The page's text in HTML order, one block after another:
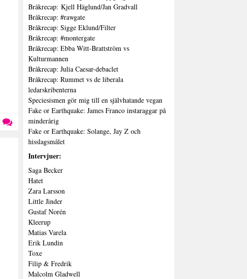
Bråkrecap: Kjell Häglund/Jan Gradvall
Bråkrecap: #rawgate
Bråkrecap: Sigge Eklund/Filter
Bråkrecap: #montergate
Bråkrecap: Ebba Witt-Brattström vs
Kulturmannen
Bråkrecap: Julia Caesar-debaclet
Bråkrecap: Rummet vs de liberala
ledarskribenterna
Speciesismen gör mig till en självhatande vegan
Fake or Earthquake: James Franco instaraggar på
minderårig
Fake or Earthquake: Solange, Jay Z och
hisslagsmålet
Intervjuer:
Saga Becker
Hatet
Zara Larsson
Little Jinder
Gustaf Norén
Kleerup
Matias Varela
Erik Lundin
Toxe
Filip & Fredrik
Malcolm Gladwell